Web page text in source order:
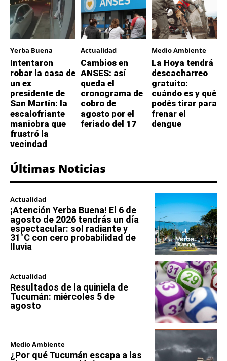
Yerba Buena
Intentaron
robar la casa de
un ex
presidente de
San Martín: la
escalofriante
maniobra que
frustró la
vecindad
Actualidad
Cambios en
ANSES: así
queda el
cronograma de
cobro de
agosto por el
feriado del 17
Medio Ambiente
La Hoya tendrá
descacharreo
gratuito:
cuándo es y qué
podés tirar para
frenar el
dengue
Últimas Noticias
Actualidad
¡Atención Yerba Buena! El 6 de
agosto de 2026 tendrás un día
espectacular: sol radiante y
31°C con cero probabilidad de
lluvia
Actualidad
Resultados de la quiniela de
Tucumán: miércoles 5 de
agosto
Medio Ambiente
¿Por qué Tucumán escapa a las